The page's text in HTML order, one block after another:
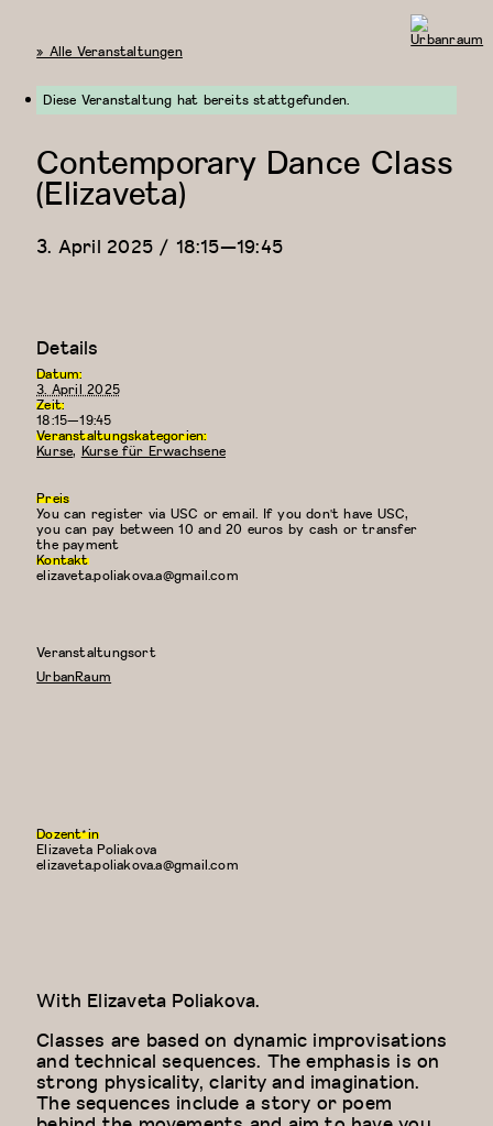
« Alle Veranstaltungen
Diese Veranstaltung hat bereits stattgefunden.
Contemporary Dance Class
(Elizaveta)
3. April 2025 / 18:15—19:45
With Elizaveta Poliakova.
Classes are based on dynamic improvisations
and technical sequences. The emphasis is on
strong physicality, clarity and imagination.
The sequences include a story or poem
Details
Datum:
3. April 2025
Zeit:
18:15—19:45
Veranstaltungskategorien:
Kurse, Kurse für Erwachsene
Veranstaltungsort
UrbanRaum
Dozent*in
Elizaveta Poliakova
E-
elizaveta.poliakova.a@gmail.com
Preis
You can register via USC or email. If you don't have USC,
you can pay between 10 and 20 euros by cash or transfer
the payment
Kontakt
elizaveta.poliakova.a@gmail.com